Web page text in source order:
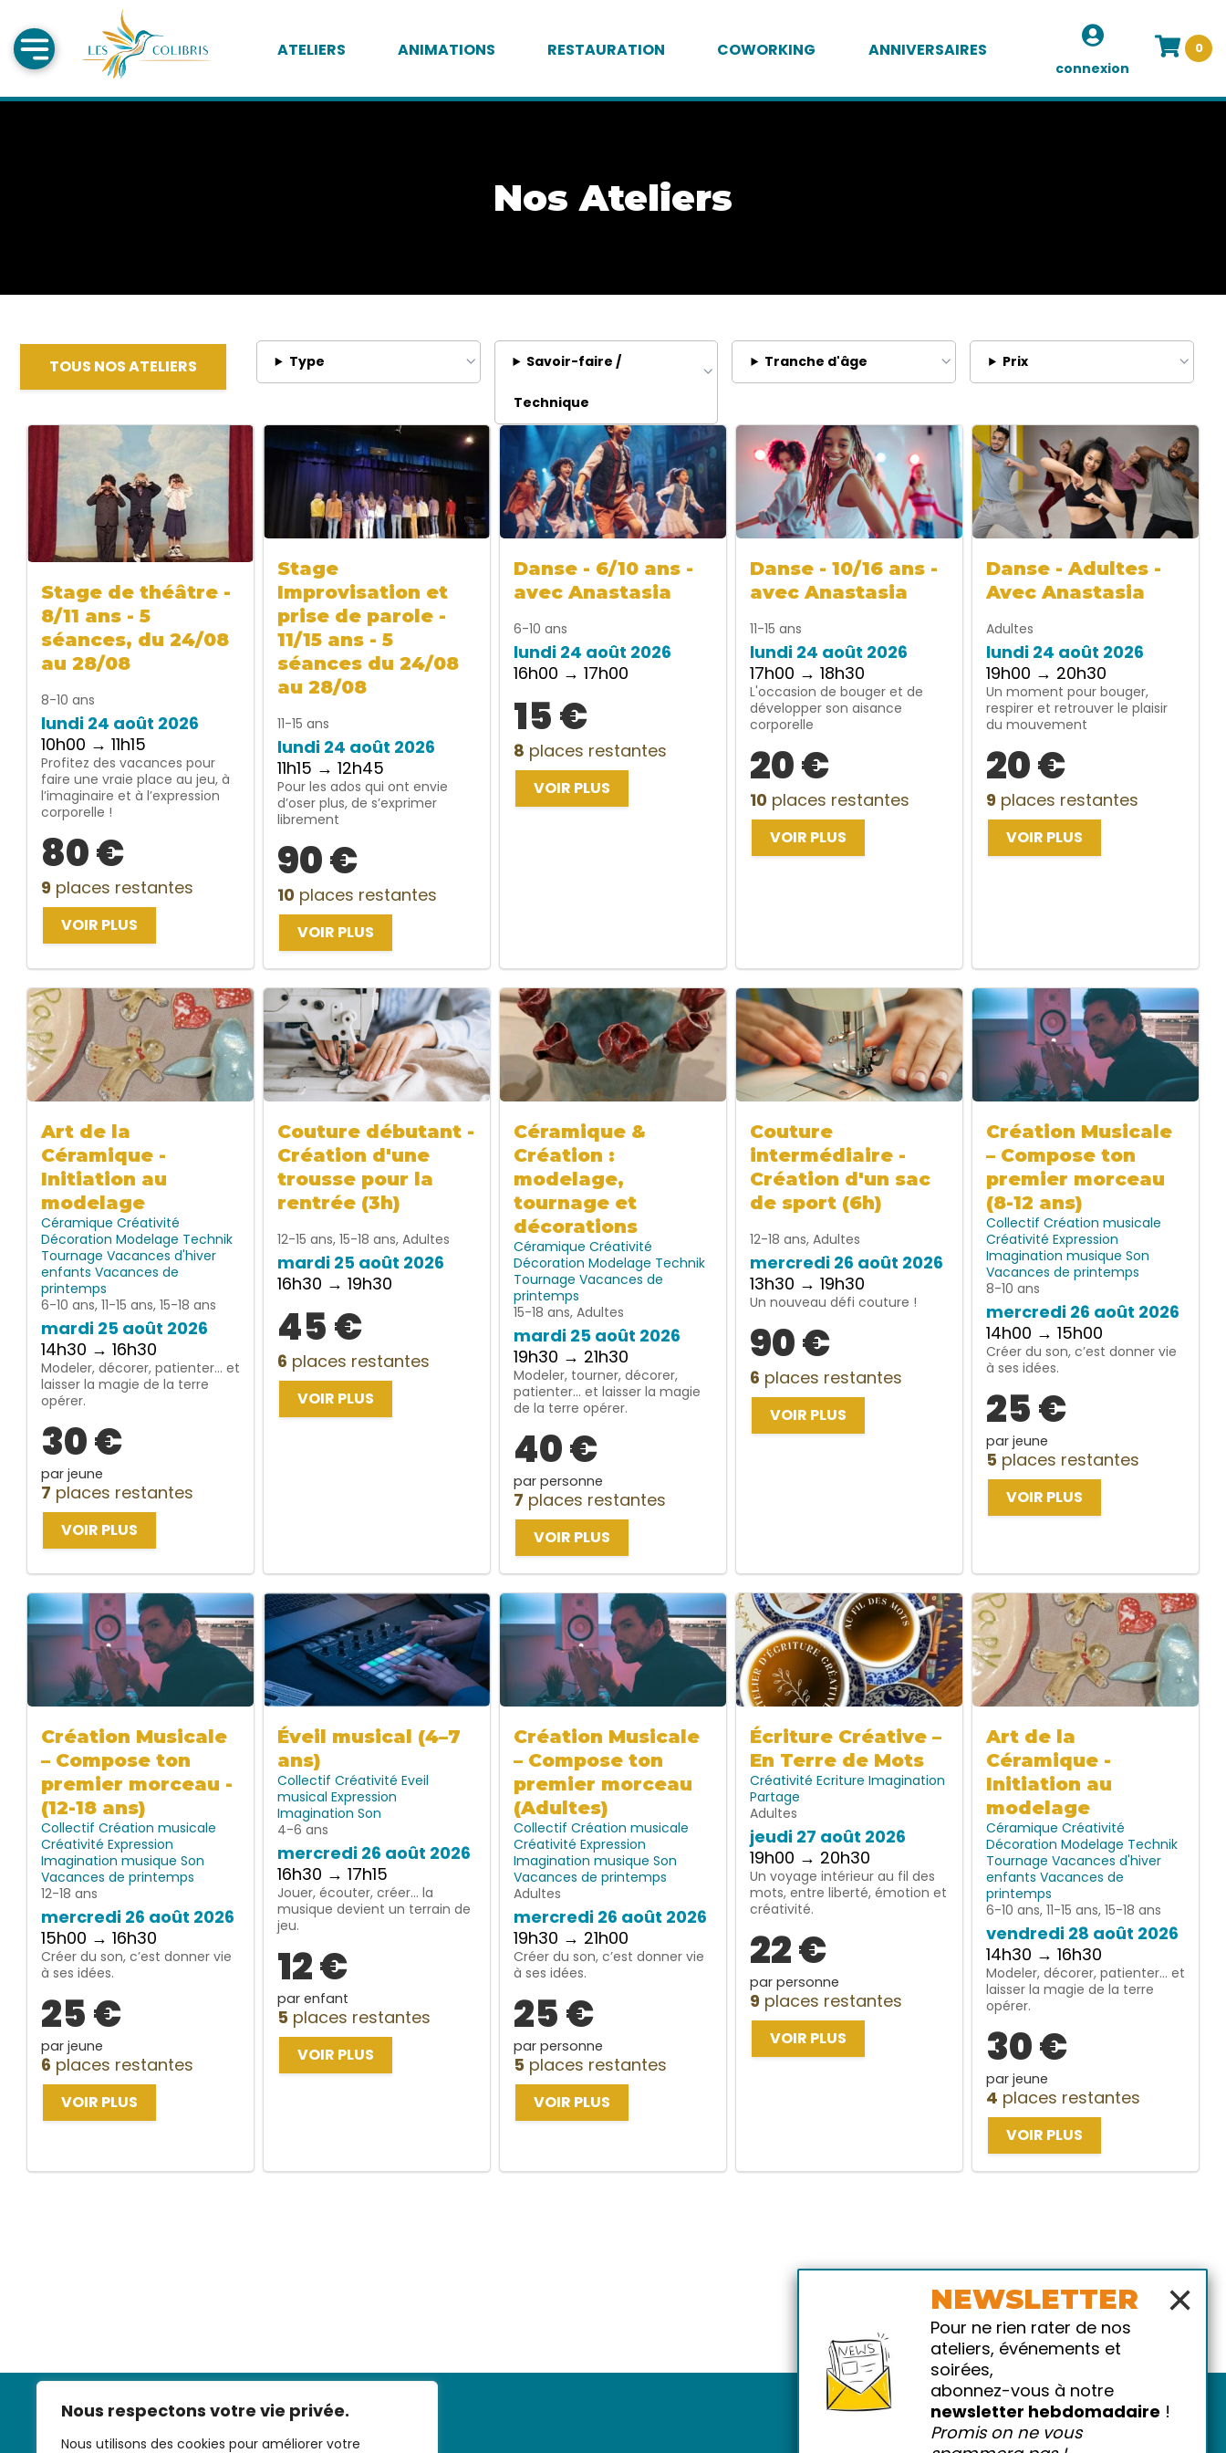
Nous respectons votre vie privée.
Nous utilisons des cookies pour améliorer votre
ATELIERS ANIMATIONS RESTAURATION COWORKING ANNIVERSAIRES
connexion
0
Nos Ateliers
TOUS NOS ATELIERS Type Savoir-faire /
Technique
Tranche d'âge Prix
Stage de théâtre -
8/11 ans - 5
séances, du 24/08
au 28/08
8-10 ans
lundi 24 août 2026
10h00 → 11h15
Profitez des vacances pour
faire une vraie place au jeu, à
l’imaginaire et à l’expression
corporelle !
80 €
9 places restantes
VOIR PLUS
Stage
Improvisation et
prise de parole -
11/15 ans - 5
séances du 24/08
au 28/08
11-15 ans
lundi 24 août 2026
11h15 → 12h45
Pour les ados qui ont envie
d’oser plus, de s’exprimer
librement
90 €
10 places restantes
VOIR PLUS
Danse - 6/10 ans -
avec Anastasia
6-10 ans
lundi 24 août 2026
16h00 → 17h00
15 €
8 places restantes
VOIR PLUS
Danse - 10/16 ans -
avec Anastasia
11-15 ans
lundi 24 août 2026
17h00 → 18h30
L'occasion de bouger et de
développer son aisance
corporelle
20 €
10 places restantes
VOIR PLUS
Danse - Adultes -
Avec Anastasia
Adultes
lundi 24 août 2026
19h00 → 20h30
Un moment pour bouger,
respirer et retrouver le plaisir
du mouvement
20 €
9 places restantes
VOIR PLUS
Art de la
Céramique -
Initiation au
modelage
Céramique Créativité
Décoration Modelage Technik
Tournage Vacances d'hiver
enfants Vacances de
printemps
6-10 ans, 11-15 ans, 15-18 ans
mardi 25 août 2026
14h30 → 16h30
Modeler, décorer, patienter… et
laisser la magie de la terre
opérer.
30 €
par jeune
7 places restantes
VOIR PLUS
Couture débutant -
Création d'une
trousse pour la
rentrée (3h)
12-15 ans, 15-18 ans, Adultes
mardi 25 août 2026
16h30 → 19h30
45 €
6 places restantes
VOIR PLUS
Céramique &
Création :
modelage,
tournage et
décorations
Céramique Créativité
Décoration Modelage Technik
Tournage Vacances de
printemps
15-18 ans, Adultes
mardi 25 août 2026
19h30 → 21h30
Modeler, tourner, décorer,
patienter… et laisser la magie
de la terre opérer.
40 €
par personne
7 places restantes
VOIR PLUS
Couture
intermédiaire -
Création d'un sac
de sport (6h)
12-18 ans, Adultes
mercredi 26 août 2026
13h30 → 19h30
Un nouveau défi couture !
90 €
6 places restantes
VOIR PLUS
Création Musicale
– Compose ton
premier morceau
(8-12 ans)
Collectif Création musicale
Créativité Expression
Imagination musique Son
Vacances de printemps
8-10 ans
mercredi 26 août 2026
14h00 → 15h00
Créer du son, c’est donner vie
à ses idées.
25 €
par jeune
5 places restantes
VOIR PLUS
Création Musicale
– Compose ton
premier morceau -
(12-18 ans)
Collectif Création musicale
Créativité Expression
Imagination musique Son
Vacances de printemps
12-18 ans
mercredi 26 août 2026
15h00 → 16h30
Créer du son, c’est donner vie
à ses idées.
25 €
par jeune
6 places restantes
VOIR PLUS
Éveil musical (4–7
ans)
Collectif Créativité Eveil
musical Expression
Imagination Son
4-6 ans
mercredi 26 août 2026
16h30 → 17h15
Jouer, écouter, créer… la
musique devient un terrain de
jeu.
12 €
par enfant
5 places restantes
VOIR PLUS
Création Musicale
– Compose ton
premier morceau
(Adultes)
Collectif Création musicale
Créativité Expression
Imagination musique Son
Vacances de printemps
Adultes
mercredi 26 août 2026
19h30 → 21h00
Créer du son, c’est donner vie
à ses idées.
25 €
par personne
5 places restantes
VOIR PLUS
Écriture Créative –
En Terre de Mots
Créativité Ecriture Imagination
Partage
Adultes
jeudi 27 août 2026
19h00 → 20h30
Un voyage intérieur au fil des
mots, entre liberté, émotion et
créativité.
22 €
par personne
9 places restantes
VOIR PLUS
Art de la
Céramique -
Initiation au
modelage
Céramique Créativité
Décoration Modelage Technik
Tournage Vacances d'hiver
enfants Vacances de
printemps
6-10 ans, 11-15 ans, 15-18 ans
vendredi 28 août 2026
14h30 → 16h30
Modeler, décorer, patienter… et
laisser la magie de la terre
opérer.
30 €
par jeune
4 places restantes
VOIR PLUS
×
NEWSLETTER
Pour ne rien rater de nos
ateliers, événements et
soirées,
abonnez-vous à notre
newsletter hebdomadaire !
Promis on ne vous